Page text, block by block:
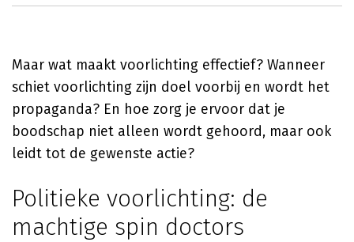
Maar wat maakt voorlichting effectief? Wanneer
schiet voorlichting zijn doel voorbij en wordt het
propaganda? En hoe zorg je ervoor dat je
boodschap niet alleen wordt gehoord, maar ook
leidt tot de gewenste actie?
Politieke voorlichting: de
machtige spin doctors